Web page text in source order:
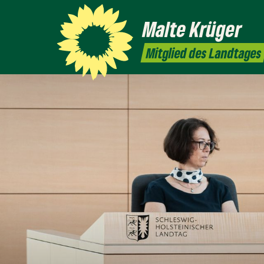
MalteKrüger
Mitglied des Landtages